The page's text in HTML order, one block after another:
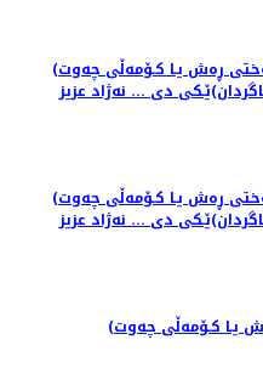
(به‌ختی ڕه‌ش یـا كـۆمه‌ڵی چه‌وت) (*) چه‌ند وێستگه‌یه‌كی كورت له‌
دی ... نه‌ژاد عزیز
(به‌ختی ڕه‌ش یـا كـۆمه‌ڵی چه‌وت) (*) چه‌ند وێستگه‌یه‌كی كورت له‌
دی ... نه‌ژاد عزیز